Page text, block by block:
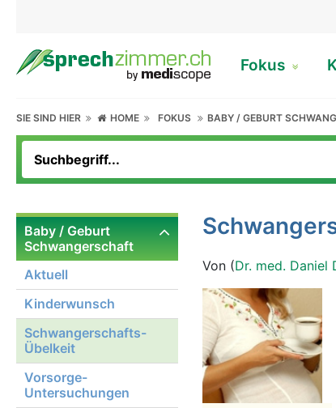
Fokus
SIE SIND HIER HOME FOKUS BABY / GEBURT
Baby / Geburt
Schwangerschaft
Aktuell
Kinderwunsch
Schwangerschafts-
Übelkeit
Vorsorge-
Untersuchungen
Von (Dr. med. Daniel